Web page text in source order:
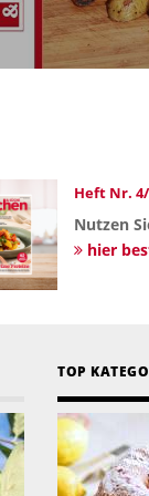
Heft Nr.
Nutzen
hier
TOP